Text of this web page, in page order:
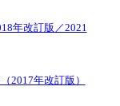
年改訂版／2021
2017年改訂版）